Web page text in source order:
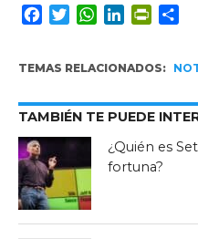
Facebook
TwitterWhatsApp
LinkedIn
TEMAS RELACIONADOS:
TAMBIÉN TE PUEDE
¿Quién es
fortuna?